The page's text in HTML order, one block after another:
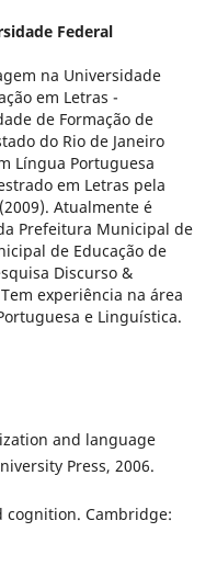
Federal
na Universidade
em Letras -
de Formação de
do Rio de Janeiro
Língua Portuguesa
em Letras pela
Atualmente é
Prefeitura Municipal de
de Educação de
Discurso &
experiência na área
e Linguística.
and language
Press, 2006.
cognition. Cambridge: